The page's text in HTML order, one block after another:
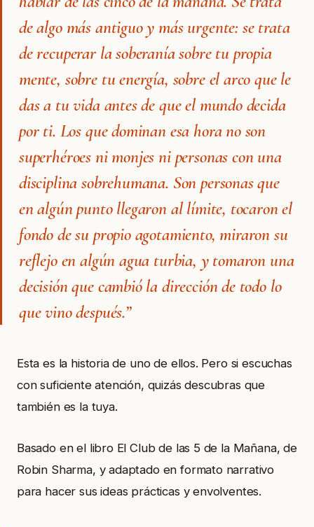
de algo más antiguo y más urgente: se trata
de recuperar la soberanía sobre tu propia
mente, sobre tu energía, sobre el arco que le
das a tu vida antes de que el mundo decida
por ti. Los que dominan esa hora no son
superhéroes ni monjes ni personas con una
disciplina sobrehumana. Son personas que
en algún punto llegaron al límite, tocaron el
fondo de su propio agotamiento, miraron su
reflejo en algún agua turbia, y tomaron una
decisión que cambió la dirección de todo lo
que vino después.”
Esta es la historia de uno de ellos. Pero si escuchas
con suficiente atención, quizás descubras que
también es la tuya.
Basado en el libro El Club de las 5 de la Mañana, de
Robin Sharma, y adaptado en formato narrativo
para hacer sus ideas prácticas y envolventes.